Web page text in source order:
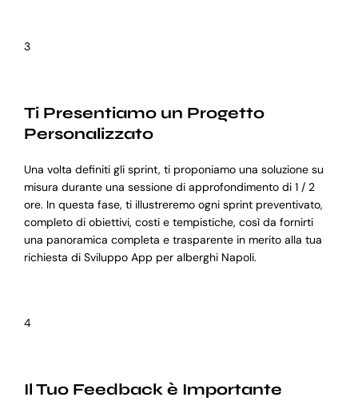
3
Ti Presentiamo un Progetto
Personalizzato
Una volta definiti gli sprint, ti proponiamo una soluzione su
misura durante una sessione di approfondimento di 1 / 2
ore. In questa fase, ti illustreremo ogni sprint preventivato,
completo di obiettivi, costi e tempistiche, così da fornirti
una panoramica completa e trasparente in merito alla tua
richiesta di Sviluppo App per alberghi Napoli.
4
Il Tuo Feedback è Importante